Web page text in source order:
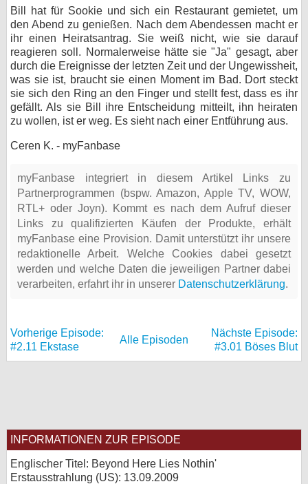
Bill hat für Sookie und sich ein Restaurant gemietet, um
den Abend zu genießen. Nach dem Abendessen macht er
ihr einen Heiratsantrag. Sie weiß nicht, wie sie darauf
reagieren soll. Normalerweise hätte sie "Ja" gesagt, aber
durch die Ereignisse der letzten Zeit und der Ungewissheit,
was sie ist, braucht sie einen Moment im Bad. Dort steckt
sie sich den Ring an den Finger und stellt fest, dass es ihr
gefällt. Als sie Bill ihre Entscheidung mitteilt, ihn heiraten
zu wollen, ist er weg. Es sieht nach einer Entführung aus.
Ceren K. - myFanbase
myFanbase integriert in diesem Artikel Links zu
Partnerprogrammen (bspw. Amazon, Apple TV, WOW,
RTL+ oder Joyn). Kommt es nach dem Aufruf dieser
Links zu qualifizierten Käufen der Produkte, erhält
myFanbase eine Provision. Damit unterstützt ihr unsere
redaktionelle Arbeit. Welche Cookies dabei gesetzt
werden und welche Daten die jeweiligen Partner dabei
verarbeiten, erfahrt ihr in unserer Datenschutzerklärung.
Vorherige Episode:
#2.11 Ekstase
Alle Episoden
Nächste Episode:
#3.01 Böses Blut
INFORMATIONEN ZUR EPISODE
Englischer Titel: Beyond Here Lies Nothin'
Erstausstrahlung (US): 13.09.2009